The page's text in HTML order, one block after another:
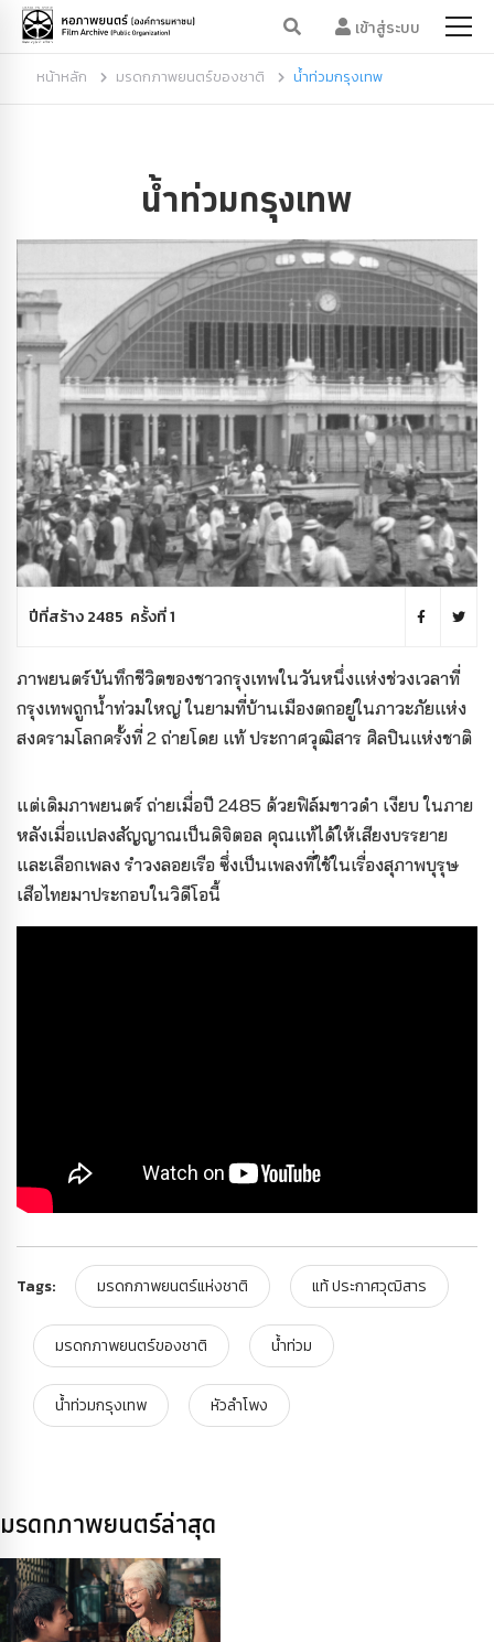
เข้าสู่ระบบ
หน้าหลัก มรดกภาพยนตร์ของชาติ น้ำท่วมกรุงเทพ
น้ำท่วมกรุงเทพ
ปีที่สร้าง 2485 ครั้งที่ 1
ภาพยนตร์บันทึกชีวิตของชาวกรุงเทพในวันหนึ่งแห่งช่วงเวลาที่
กรุงเทพถูกน้ำท่วมใหญ่ ในยามที่บ้านเมืองตกอยู่ในภาวะภัยแห่ง
สงครามโลกครั้งที่ 2 ถ่ายโดย แท้ ประกาศวุฒิสาร ศิลปินแห่งชาติ
แต่เดิมภาพยนตร์ ถ่ายเมื่อปี 2485 ด้วยฟิล์มขาวดำ เงียบ ในภาย
หลังเมื่อแปลงสัญญาณเป็นดิจิตอล คุณแท้ได้ให้เสียงบรรยาย
และเลือกเพลง รำวงลอยเรือ ซึ่งเป็นเพลงที่ใช้ในเรื่องสุภาพบุรุษ
เสือไทยมาประกอบในวิดีโอนี้
Tags: มรดกภาพยนตร์แห่งชาติ แท้ ประกาศวุฒิสาร
มรดกภาพยนตร์ของชาติ น้ำท่วม
น้ำท่วมกรุงเทพ หัวลำโพง
มรดกภาพยนตร์ล่าสุด